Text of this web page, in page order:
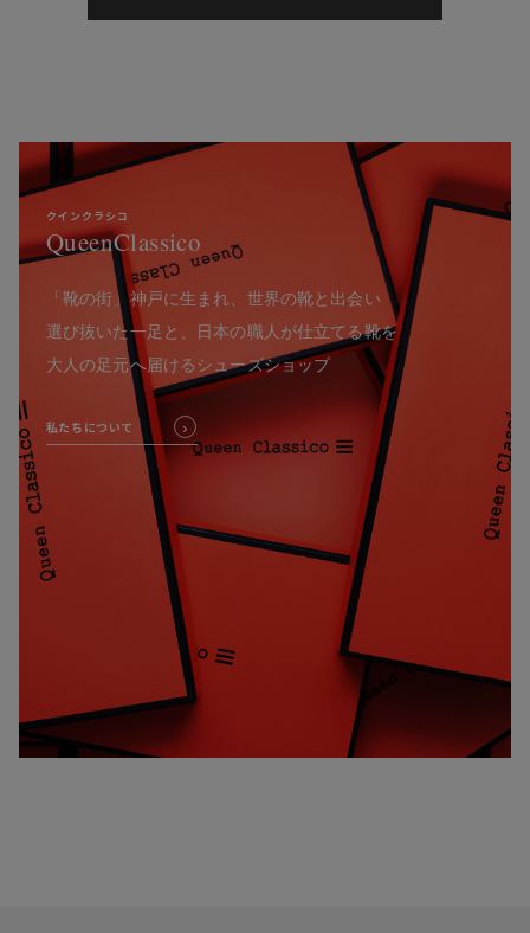
クインクラシコ
QueenClassico
「靴の街」神戸に生まれ、世界の靴と出会い
選び抜いた一足と、日本の職人が仕立てる靴を
大人の足元へ届けるシューズショップ
私たちについて